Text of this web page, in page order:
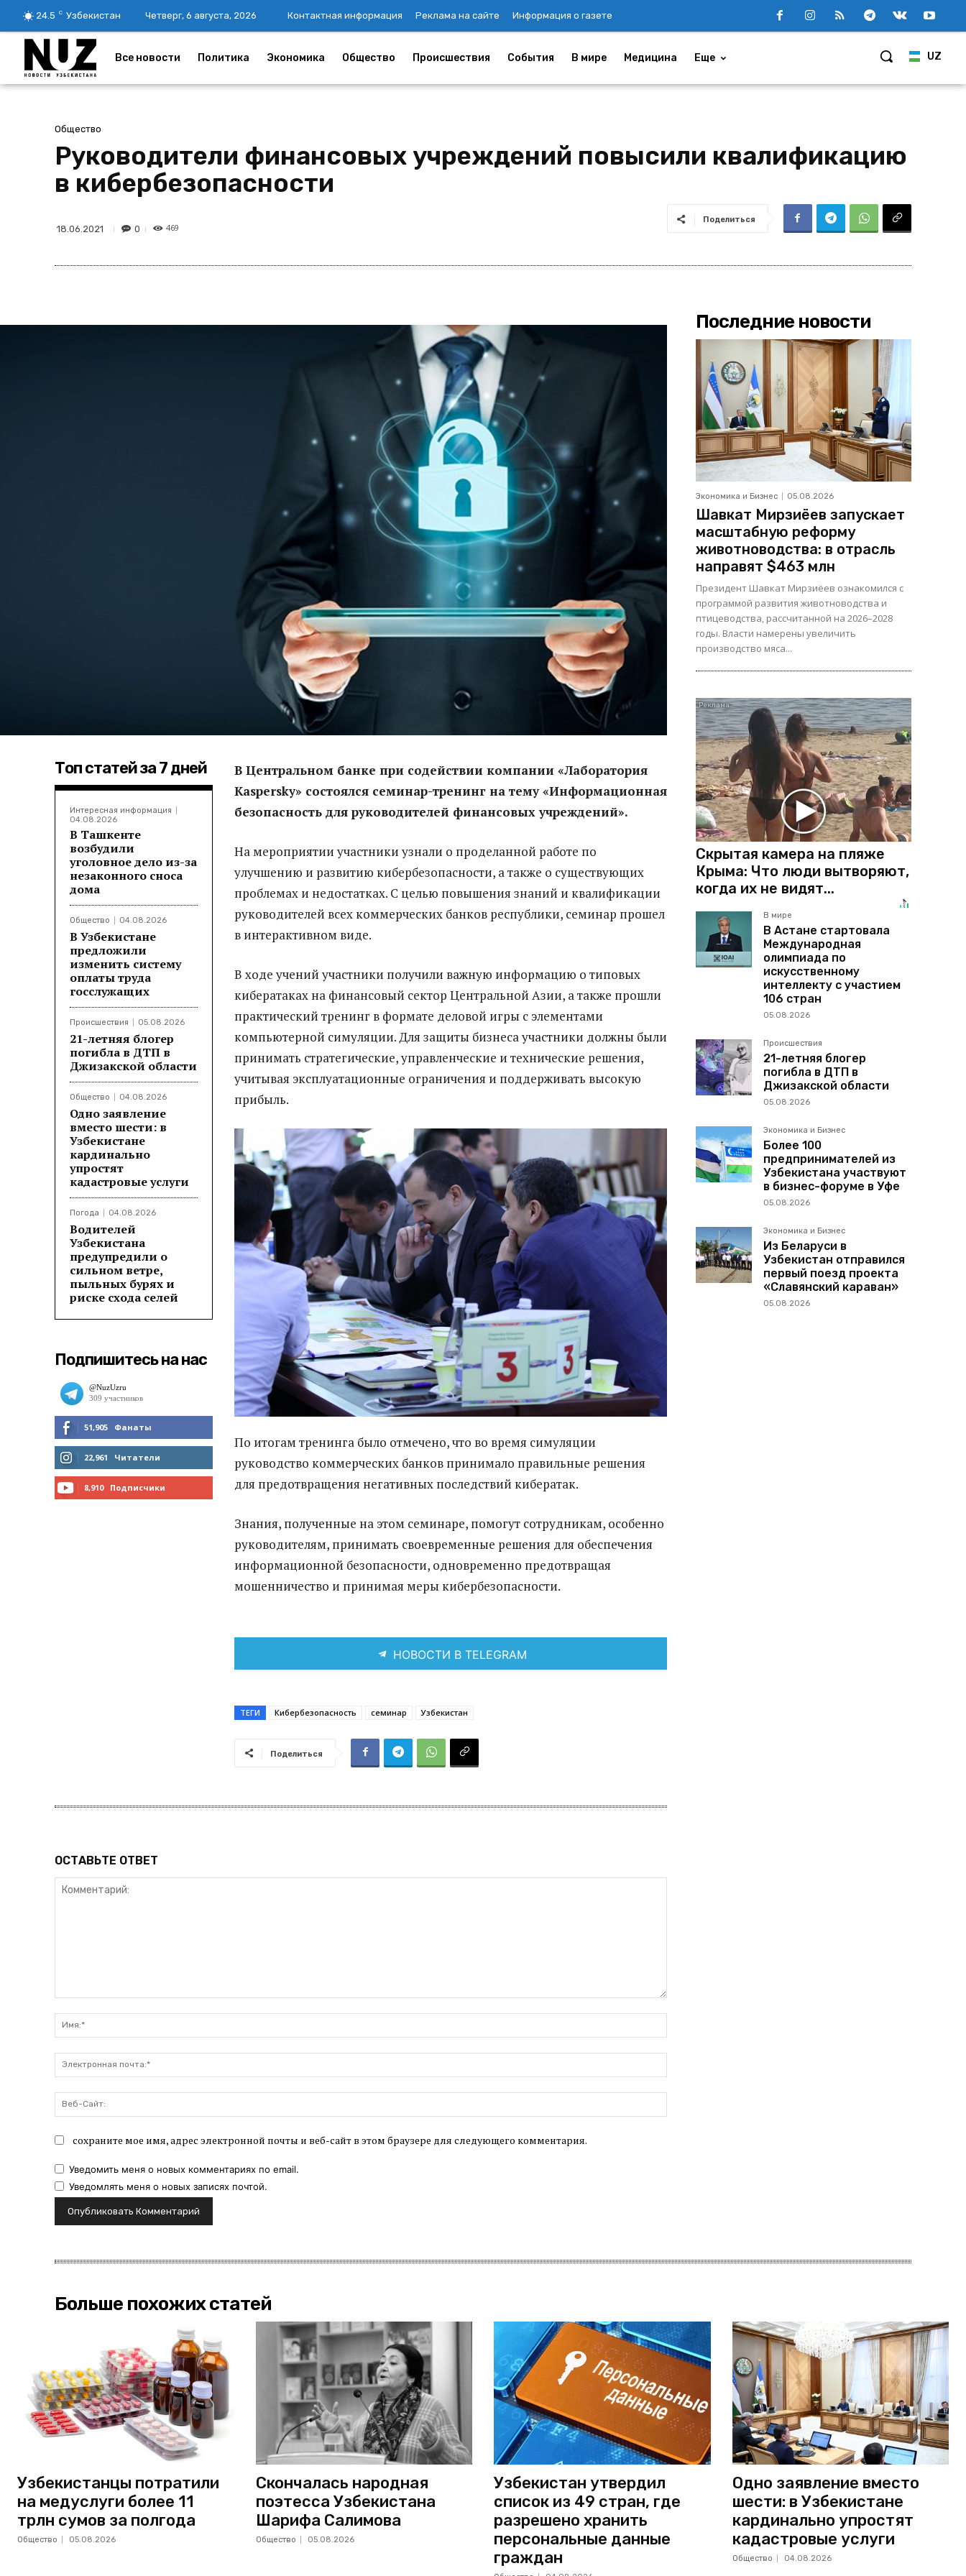
24.5 C Узбекистан Четверг, 6 августа, 2026 Контактная информация Реклама на сайте Информация о газете
UZ
Все новости Политика Экономика Общество Происшествия События В мире Медицина Еще
Общество
Руководители финансовых учреждений повысили квалификацию
в кибербезопасности
18.06.2021 0 469
Поделиться
Топ статей за 7 дней
Интересная информация
04.08.2026
В Ташкенте
возбудили
уголовное дело из-за
незаконного сноса
дома
Общество 04.08.2026
В Узбекистане
предложили
изменить систему
оплаты труда
госслужащих
Происшествия 05.08.2026
21-летняя блогер
погибла в ДТП в
Джизакской области
Общество 04.08.2026
Одно заявление
вместо шести: в
Узбекистане
кардинально
упростят
кадастровые услуги
Погода 04.08.2026
Водителей
Узбекистана
предупредили о
сильном ветре,
пыльных бурях и
риске схода селей
Подпишитесь на нас
51,905 Фанаты
МНЕ НРАВИТСЯ
22,961 Читатели
8,910 Подписчики
В Центральном банке при содействии компании «Лаборатория
Kaspersky» состоялся семинар-тренинг на тему «Информационная
безопасность для руководителей финансовых учреждений».
На мероприятии участники узнали о проделанной работе по
улучшению и развитию кибербезопасности, а также о существующих
проблемах и недостатках. С целью повышения знаний и квалификации
руководителей всех коммерческих банков республики, семинар прошел
в интерактивном виде.
В ходе учений участники получили важную информацию о типовых
кибератаках на финансовый сектор Центральной Азии, а также прошли
практический тренинг в формате деловой игры с элементами
компьютерной симуляции. Для защиты бизнеса участники должны были
принимать стратегические, управленческие и технические решения,
учитывая эксплуатационные ограничения и поддерживать высокую
прибыль.
По итогам тренинга было отмечено, что во время симуляции
руководство коммерческих банков принимало правильные решения
для предотвращения негативных последствий кибератак.
Знания, полученные на этом семинаре, помогут сотрудникам, особенно
руководителям, принимать своевременные решения для обеспечения
информационной безопасности, одновременно предотвращая
мошенничество и принимая меры кибербезопасности.
НОВОСТИ В TELEGRAM
ТЕГИ Кибербезопасность семинар Узбекистан
Поделиться
ОСТАВЬТЕ ОТВЕТ
почта:*
Сайт:
сохраните мое имя, адрес электронной почты и веб-сайт в этом браузере для следующего комментария.
Уведомить меня о новых комментариях по email.
Уведомлять меня о новых записях почтой.
Последние новости
Экономика и Бизнес 05.08.2026
Шавкат Мирзиёев запускает
масштабную реформу
животноводства: в отрасль
направят $463 млн
Президент Шавкат Мирзиёев ознакомился с
программой развития животноводства и
птицеводства, рассчитанной на 2026–2028
годы. Власти намерены увеличить
производство мяса...
Скрытая камера на пляже
Крыма: Что люди вытворяют,
когда их не видят...
В мире
В Астане стартовала
Международная
олимпиада по
искусственному
интеллекту с участием
106 стран
05.08.2026
Происшествия
21-летняя блогер
погибла в ДТП в
Джизакской области
05.08.2026
Экономика и Бизнес
Более 100
предпринимателей из
Узбекистана участвуют
в бизнес-форуме в Уфе
05.08.2026
Экономика и Бизнес
Из Беларуси в
Узбекистан отправился
первый поезд проекта
«Славянский караван»
05.08.2026
Больше похожих статей
Узбекистанцы потратили
на медуслуги более 11
трлн сумов за полгода
Общество 05.08.2026
Скончалась народная
поэтесса Узбекистана
Шарифа Салимова
Общество 05.08.2026
Узбекистан утвердил
список из 49 стран, где
разрешено хранить
персональные данные
граждан
Одно заявление вместо
шести: в Узбекистане
кардинально упростят
кадастровые услуги
Общество 04.08.2026